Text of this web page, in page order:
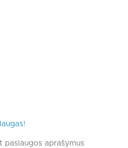
paslaugos aprašymus